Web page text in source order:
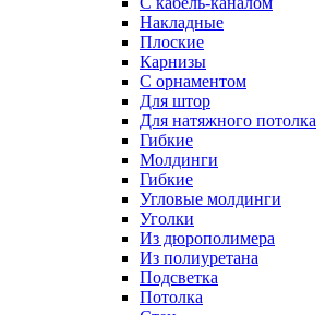
Накладные
Плоские
Карнизы
С орнаментом
Для штор
Для натяжного потолка
Гибкие
Молдинги
Гибкие
Угловые молдинги
Уголки
Из дюрополимера
Из полиуретана
Подсветка
Потолка